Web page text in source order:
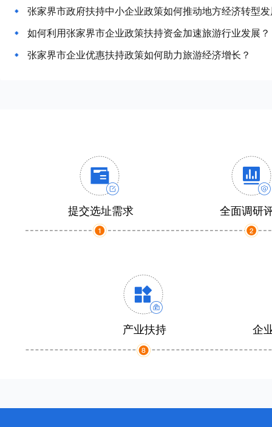
张家界市政府扶持中小企业政策如何推动地方经济转型
如何利用张家界市企业政策扶持资金加速旅游行业发展？
张家界市企业优惠扶持政策如何助力旅游经济增长？
提交选址需求 全面调研
产业扶持 企